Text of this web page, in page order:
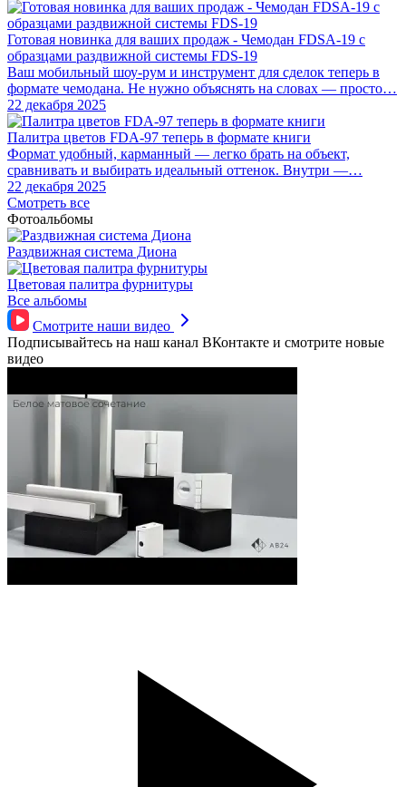
Готовая новинка для ваших продаж - Чемодан FDSA-19 с
образцами раздвижной системы FDS‑19
Ваш мобильный шоу-рум и инструмент для сделок теперь в
формате чемодана. Не нужно объяснять на словах — просто…
22 декабря 2025
Палитра цветов FDA-97 теперь в формате книги
Формат удобный, карманный — легко брать на объект,
сравнивать и выбирать идеальный оттенок. Внутри —…
22 декабря 2025
Смотреть все
Фотоальбомы
Раздвижная система Диона
Цветовая палитра фурнитуры
Все альбомы
Смотрите наши видео
Подписывайтесь на наш канал ВКонтакте и смотрите новые
видео